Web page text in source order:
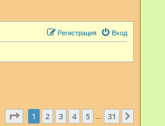
Вход
Регистрация
Страница1 из 31
1 2 3 4 5 31